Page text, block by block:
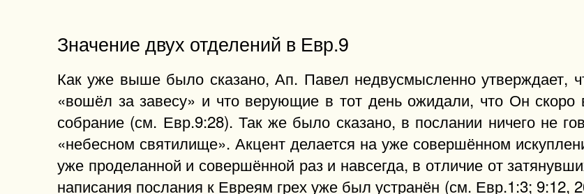
Значение двух отделений в Евр.9
Как уже выше было сказано, Ап. Павел недвусмысленно утверждает,
«вошёл за завесу» и что верующие в тот день ожидали, что Он
собрание (см. Евр.9:28). Так же было сказано, в послании ничего не
«небесном святилище». Акцент делается на уже совершённом
уже проделанной и совершённой раз и навсегда, в отличие от
написания послания к Евреям грех уже был устранён (см. Евр.1:3;